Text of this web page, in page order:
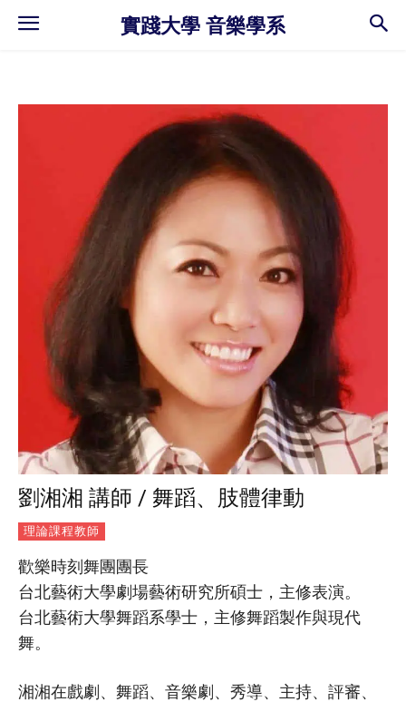
實踐大學 音樂學系
劉湘湘 講師 / 舞蹈、肢體律動
理論課程教師
歡樂時刻舞團團長
台北藝術大學劇場藝術研究所碩士，主修表演。
台北藝術大學舞蹈系學士，主修舞蹈製作與現代
舞。
湘湘在戲劇、舞蹈、音樂劇、秀導、主持、評審、